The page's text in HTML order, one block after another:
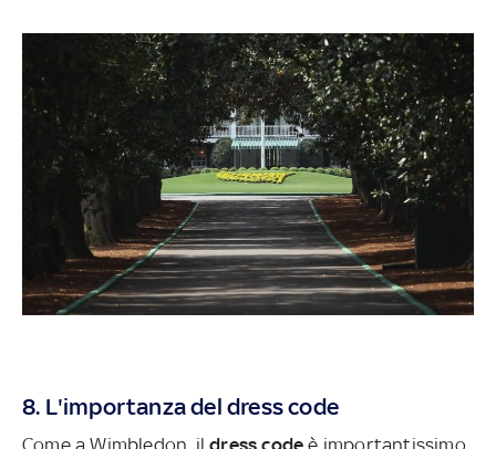
8. L'importanza del dress code